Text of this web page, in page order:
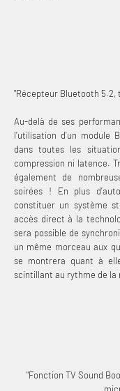
"Récepteur Bluetooth 5.2,
Au-delà de ses
l’utilisation d’un
dans toutes les
compression ni latence.
également de
soirées ! En plus
constituer un système
accès direct à la
sera possible de
un même morceau aux
se montrera quant à
scintillant au rythme de la
"Fonction TV Sound